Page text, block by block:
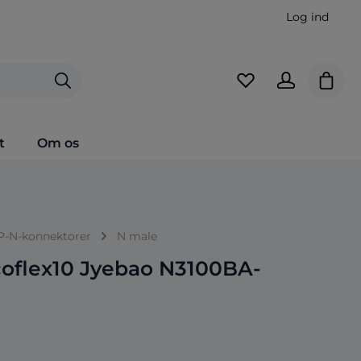
Log ind
Om os
N-konnektorer N male
Jyebao N3100BA-